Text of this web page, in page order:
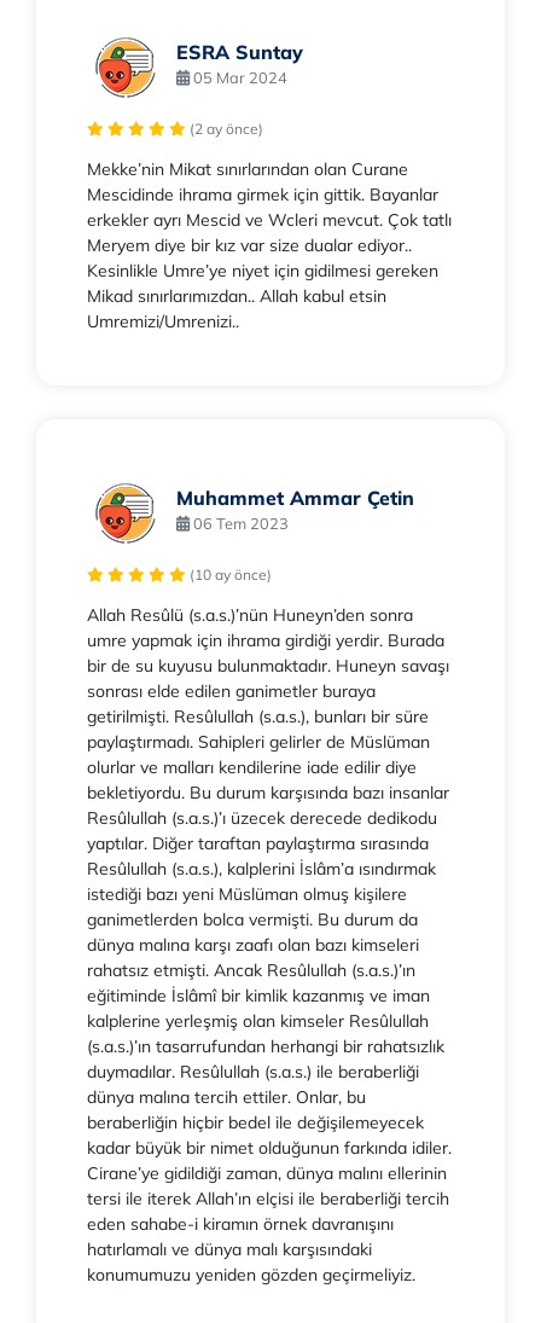
ESRA Suntay
05 Mar 2024
(2 ay önce)
Mekke’nin Mikat sınırlarından olan Curane
Mescidinde ihrama girmek için gittik. Bayanlar
erkekler ayrı Mescid ve Wcleri mevcut. Çok tatlı
Meryem diye bir kız var size dualar ediyor..
Kesinlikle Umre’ye niyet için gidilmesi gereken
Mikad sınırlarımızdan.. Allah kabul etsin
Umremizi/Umrenizi..
Muhammet Ammar Çetin
06 Tem 2023
(10 ay önce)
Allah Resûlü (s.a.s.)’nün Huneyn’den sonra
umre yapmak için ihrama girdiği yerdir. Burada
bir de su kuyusu bulunmaktadır. Huneyn savaşı
sonrası elde edilen ganimetler buraya
getirilmişti. Resûlullah (s.a.s.), bunları bir süre
paylaştırmadı. Sahipleri gelirler de Müslüman
olurlar ve malları kendilerine iade edilir diye
bekletiyordu. Bu durum karşısında bazı insanlar
Resûlullah (s.a.s.)’ı üzecek derecede dedikodu
yaptılar. Diğer taraftan paylaştırma sırasında
Resûlullah (s.a.s.), kalplerini İslâm’a ısındırmak
istediği bazı yeni Müslüman olmuş kişilere
ganimetlerden bolca vermişti. Bu durum da
dünya malına karşı zaafı olan bazı kimseleri
rahatsız etmişti. Ancak Resûlullah (s.a.s.)’ın
eğitiminde İslâmî bir kimlik kazanmış ve iman
kalplerine yerleşmiş olan kimseler Resûlullah
(s.a.s.)’ın tasarrufundan herhangi bir rahatsızlık
duymadılar. Resûlullah (s.a.s.) ile beraberliği
dünya malına tercih ettiler. Onlar, bu
beraberliğin hiçbir bedel ile değişilemeyecek
kadar büyük bir nimet olduğunun farkında idiler.
Cirane’ye gidildiği zaman, dünya malını ellerinin
tersi ile iterek Allah’ın elçisi ile beraberliği tercih
eden sahabe-i kiramın örnek davranışını
hatırlamalı ve dünya malı karşısındaki
konumumuzu yeniden gözden geçirmeliyiz.